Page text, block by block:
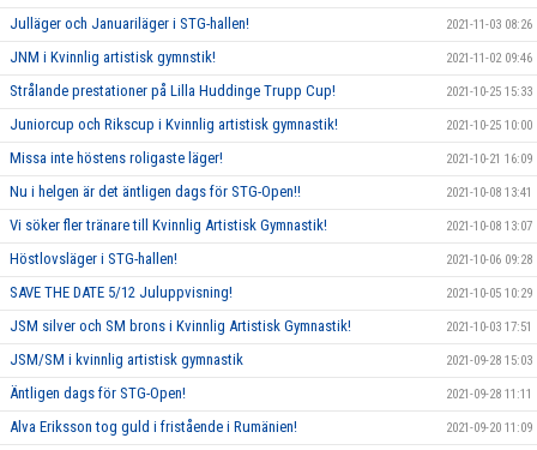
Julläger och Januariläger i STG-hallen! 2021-11-03 08:26
JNM i Kvinnlig artistisk gymnstik! 2021-11-02 09:46
Strålande prestationer på Lilla Huddinge Trupp Cup! 2021-10-25 15:33
Juniorcup och Rikscup i Kvinnlig artistisk gymnastik! 2021-10-25 10:00
Missa inte höstens roligaste läger! 2021-10-21 16:09
Nu i helgen är det äntligen dags för STG-Open!! 2021-10-08 13:41
Vi söker fler tränare till Kvinnlig Artistisk Gymnastik! 2021-10-08 13:07
Höstlovsläger i STG-hallen! 2021-10-06 09:28
SAVE THE DATE 5/12 Juluppvisning! 2021-10-05 10:29
JSM silver och SM brons i Kvinnlig Artistisk Gymnastik! 2021-10-03 17:51
JSM/SM i kvinnlig artistisk gymnastik 2021-09-28 15:03
Äntligen dags för STG-Open! 2021-09-28 11:11
Alva Eriksson tog guld i fristående i Rumänien! 2021-09-20 11:09